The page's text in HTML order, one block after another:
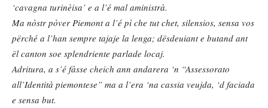
‘cavagna turinèisa’ e a l’é mal aministrà.
Ma nòstr pòver Piemont a l’é pì che tut chet, silensios, sensa vos
përché a l’han sempre tajaje la lenga; dësdeuiant e butand ant
ël canton soe splendriente parlade locaj.
Adritura, a s’é fàsse cheich ann andarera ‘n “Assessorato
all’Identità piemontese” ma a l’era ‘na cassia veujda, ‘d faciada
e sensa but.